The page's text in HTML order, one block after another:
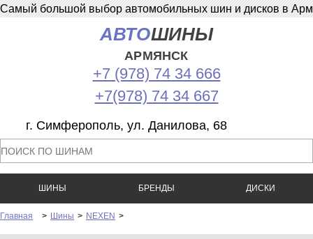
Самый большой выбор автомобильных шин и дисков в
АВТОШИНЫ
АРМЯНСК
+7 (978) 74 34 666
+7(978) 74 34 667
г. Симферополь, ул. Данилова, 68
ШИНЫ БРЕНДЫ ДИСКИ
Главная > Шины > NEXEN >